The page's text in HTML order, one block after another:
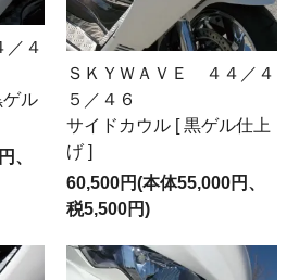
４
ゲル
、
ＳＫＹＷＡＶＥ ４４／４
５／４６
サイドカウル [ 黒ゲル仕上
げ ]
60,500円(本体55,000円、
税5,500円)